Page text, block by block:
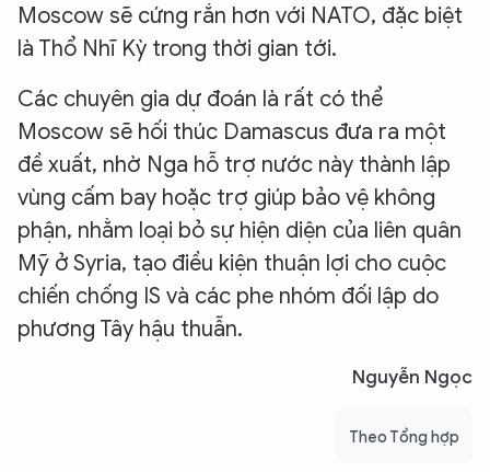
Moscow sẽ cứng rắn hơn với NATO, đặc biệt
là Thổ Nhĩ Kỳ trong thời gian tới.
Các chuyên gia dự đoán là rất có thể
Moscow sẽ hối thúc Damascus đưa ra một
đề xuất, nhờ Nga hỗ trợ nước này thành lập
vùng cấm bay hoặc trợ giúp bảo vệ không
phận, nhằm loại bỏ sự hiện diện của liên quân
Mỹ ở Syria, tạo điều kiện thuận lợi cho cuộc
chiến chống IS và các phe nhóm đối lập do
phương Tây hậu thuẫn.
Nguyễn Ngọc
Theo Tổng hợp